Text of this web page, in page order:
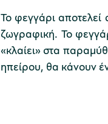
Το φεγγάρι αποτελεί
ζωγραφική. Το
«κλαίει» στα
ηπείρου, θα κάνουν